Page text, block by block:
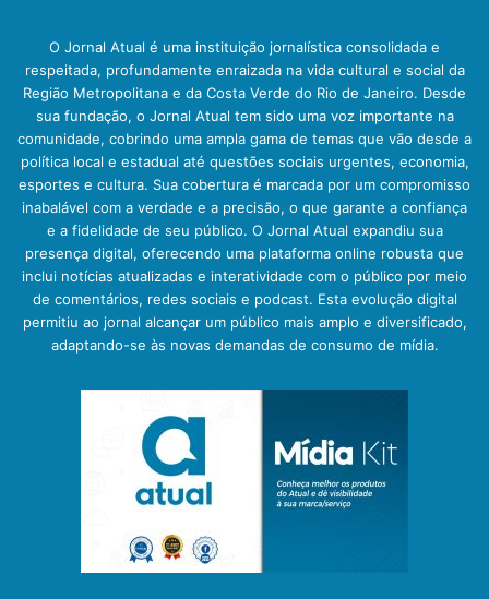
O Jornal Atual é uma instituição jornalística consolidada e
respeitada, profundamente enraizada na vida cultural e social da
Região Metropolitana e da Costa Verde do Rio de Janeiro. Desde
sua fundação, o Jornal Atual tem sido uma voz importante na
comunidade, cobrindo uma ampla gama de temas que vão desde a
política local e estadual até questões sociais urgentes, economia,
esportes e cultura. Sua cobertura é marcada por um compromisso
inabalável com a verdade e a precisão, o que garante a confiança
e a fidelidade de seu público. O Jornal Atual expandiu sua
presença digital, oferecendo uma plataforma online robusta que
inclui notícias atualizadas e interatividade com o público por meio
de comentários, redes sociais e podcast. Esta evolução digital
permitiu ao jornal alcançar um público mais amplo e diversificado,
adaptando-se às novas demandas de consumo de mídia.